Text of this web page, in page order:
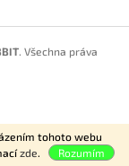
tohoto webu
zde. Rozumím
. Všechna práva